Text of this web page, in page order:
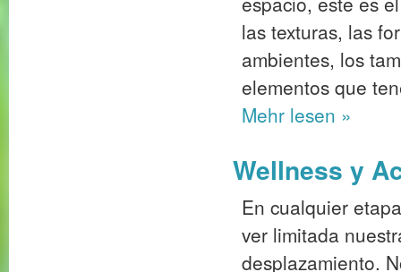
las texturas, las
ambientes, los
elementos que
Mehr lesen »
Wellness y
En cualquier
ver limitada
desplazamiento.